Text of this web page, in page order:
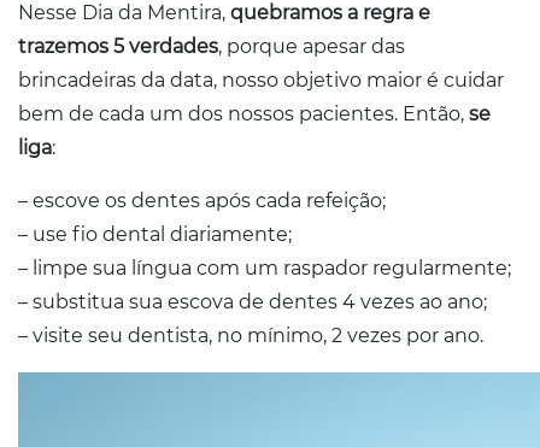
Nesse Dia da Mentira, quebramos a regra e
trazemos 5 verdades, porque apesar das
brincadeiras da data, nosso objetivo maior é cuidar
bem de cada um dos nossos pacientes. Então, se
liga:
– escove os dentes após cada refeição;
– use fio dental diariamente;
– limpe sua língua com um raspador regularmente;
– substitua sua escova de dentes 4 vezes ao ano;
– visite seu dentista, no mínimo, 2 vezes por ano.